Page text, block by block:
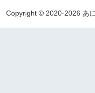
Copyright © 2020-2026 あ